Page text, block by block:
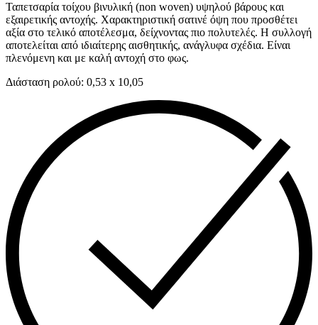
Ταπετσαρία τοίχου βινυλική (non woven) υψηλού βάρους και
εξαιρετικής αντοχής. Χαρακτηριστική σατινέ όψη που προσθέτει
αξία στο τελικό αποτέλεσμα, δείχνοντας πιο πολυτελές. Η συλλογή
αποτελείται από ιδιαίτερης αισθητικής, ανάγλυφα σχέδια. Είναι
πλενόμενη και με καλή αντοχή στο φως.
Διάσταση ρολού: 0,53 x 10,05